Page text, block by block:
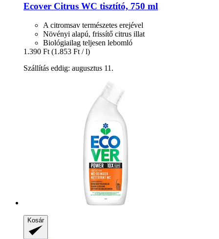
Ecover Citrus WC tisztító, 750 ml
A citromsav természetes erejével
Növényi alapú, frissítő citrus illat
Biológiailag teljesen lebomló
1.390 Ft (1.853 Ft / l)
Szállítás eddig: augusztus 11.
Kosár